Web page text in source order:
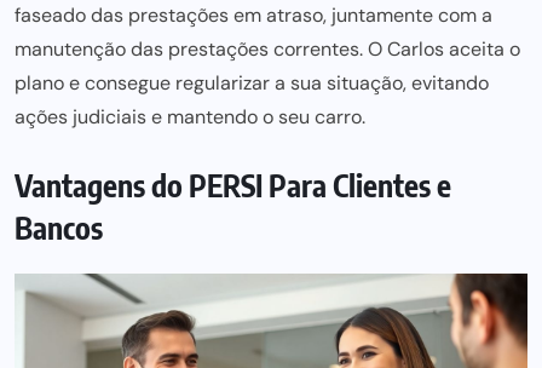
faseado das prestações em atraso, juntamente com a
manutenção das prestações correntes. O Carlos aceita o
plano e consegue regularizar a sua situação, evitando
ações judiciaise mantendo o seu carro.
Vantagens do PERSI Para Clientes e
Bancos